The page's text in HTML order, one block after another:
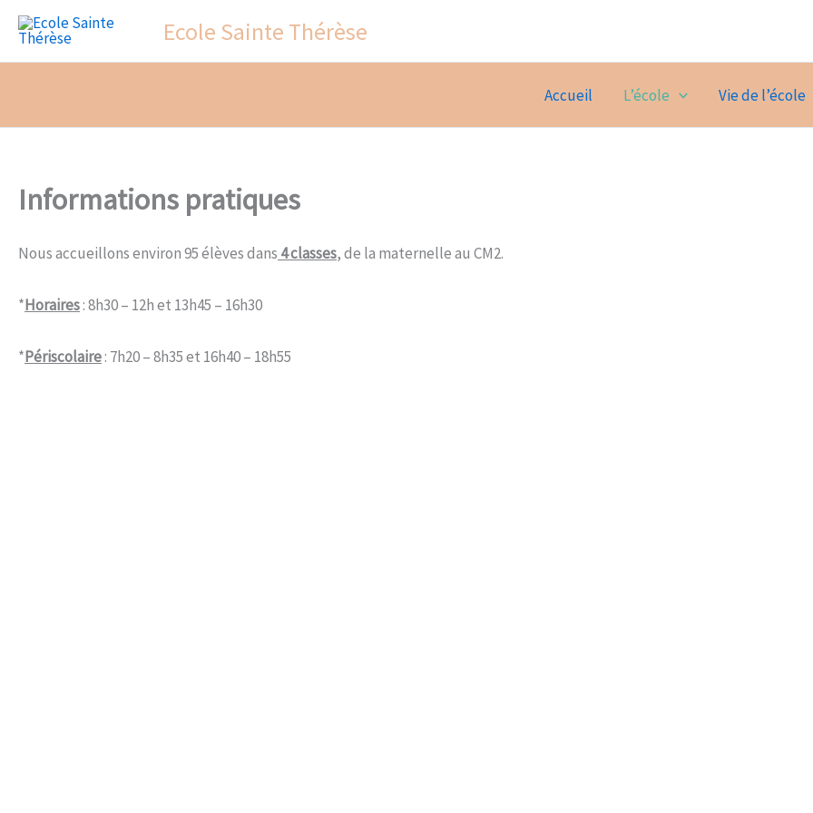
Aller
contenu
Ecole Sainte Thérèse
Accueil L’école Vie de l’école
Informations pratiques
Nous accueillons environ 95 élèves dans 4 classes, de la maternelle au CM2.
*Horaires: 8h30 – 12h et 13h45 – 16h30
*Périscolaire: 7h20 – 8h35 et 16h40 – 18h55